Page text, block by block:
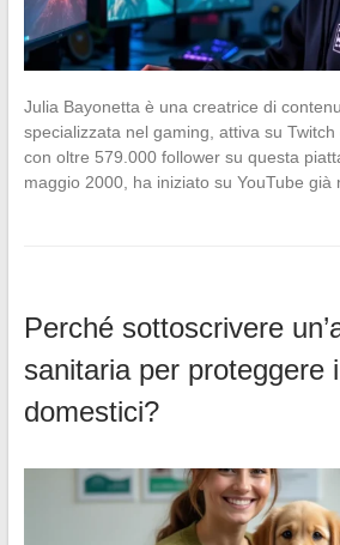
Julia Bayonetta è una creatrice di
specializzata nel gaming, attiva su
con oltre 579.000 follower su questa
maggio 2000, ha iniziato su YouTube già
Perché sottoscrivere
sanitaria per proteggere
domestici?